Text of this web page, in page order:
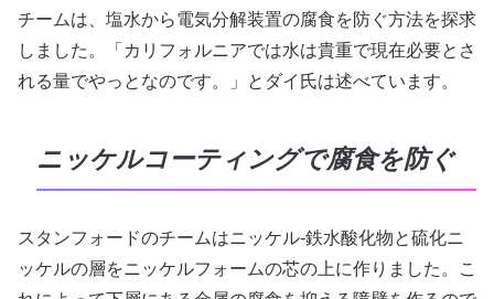
チームは、塩水から電気分解装置の腐食を防ぐ方法を探求
しました。「カリフォルニアでは水は貴重で現在必要とさ
れる量でやっとなのです。」とダイ氏は述べています。
ニッケルコーティングで腐食を防ぐ
スタンフォードのチームはニッケル-鉄水酸化物と硫化ニ
ッケルの層をニッケルフォームの芯の上に作りました。こ